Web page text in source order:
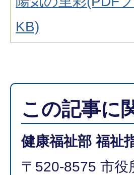
KB)
この記事に
健康福祉部 福祉
〒520-8575 市役